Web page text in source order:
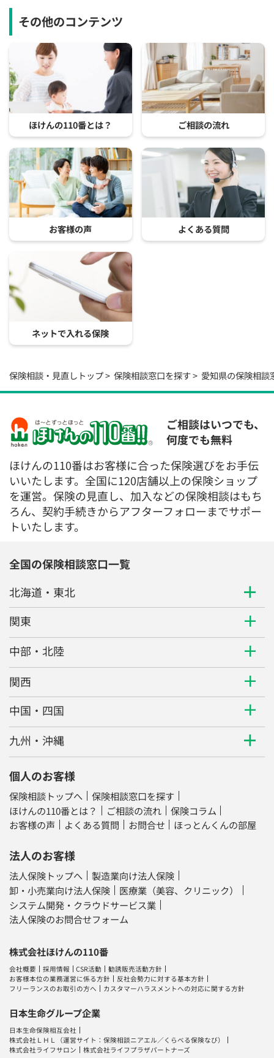
その他のコンテンツ
ほけんの110番とは？ ご相談の流れ
お客様の声 よくある質問
ネットで入れる保険
保険相談・見直しトップ 保険相談窓口を探す 愛知県の保険相談
ご相談はいつでも、
何度でも無料
ほけんの110番はお客様に合った保険選びをお手伝
いいたします。全国に120店舗以上の保険ショップ
を運営。保険の見直し、加入などの保険相談はもち
ろん、契約手続きからアフターフォローまでサポー
トいたします。
全国の保険相談窓口一覧
北海道・東北
関東
中部・北陸
関西
中国・四国
九州・沖縄
個人のお客様
保険相談トップへ
保険相談窓口を探す
ほけんの110番とは？
ご相談の流れ
保険コラム
お客様の声
よくある質問 お問合せ ほっとんくんの部屋
法人のお客様
法人保険トップへ
製造業向け法人保険
卸・小売業向け法人保険
医療業（美容、クリニック）
システム開発・クラウドサービス業
法人保険のお問合せフォーム
株式会社ほけんの110番
会社概要 採用情報 CSR活動
勧誘販売活動方針
お客様本位の業務運営に係る方針
反社会勢力に対する基本方針
フリーランスのお取引の方へ
カスタマーハラスメントへの対応に関する方針
日本生命グループ企業
日本生命保険相互会社
株式会社ＬＨＬ （運営サイト：保険相談ニアエル／ くらべる保険なび）
株式会社ライフサロン
株式会社ライフプラザパートナーズ